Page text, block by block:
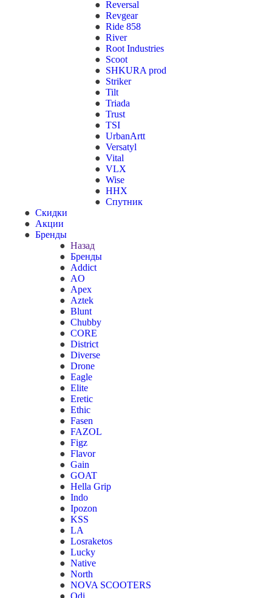
Reversal
Revgear
Ride 858
River
Root Industries
Scoot
SHKURA рrоd
Striker
Tilt
Triada
Trust
TSI
UrbanArtt
Versatyl
Vital
VLX
Wise
ННХ
Спутник
Скидки
Акции
Бренды
Назад
Бренды
Addict
AO
Apex
Aztek
Blunt
Chubby
CORE
District
Diverse
Drone
Eagle
Elite
Eretic
Ethic
Fasen
FAZOL
Figz
Flavor
Gain
GOAT
Hella Grip
Indo
Ipozon
KSS
LA
Losraketos
Lucky
Native
North
NOVA SCOOTERS
Odi